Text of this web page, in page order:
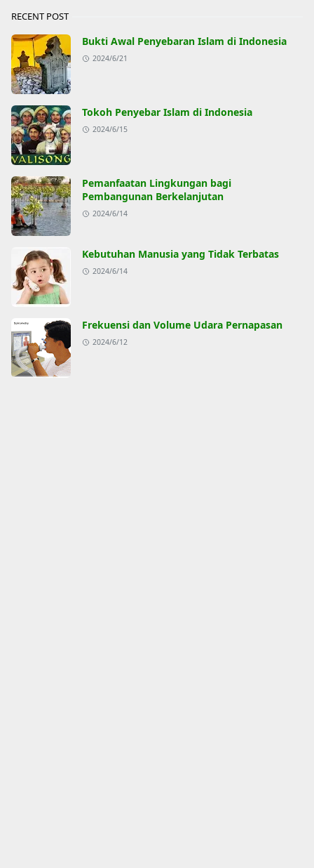
RECENT POST
Bukti Awal Penyebaran Islam di Indonesia
2024/6/21
Tokoh Penyebar Islam di Indonesia
2024/6/15
Pemanfaatan Lingkungan bagi
Pembangunan Berkelanjutan
2024/6/14
Kebutuhan Manusia yang Tidak Terbatas
2024/6/14
Frekuensi dan Volume Udara Pernapasan
2024/6/12